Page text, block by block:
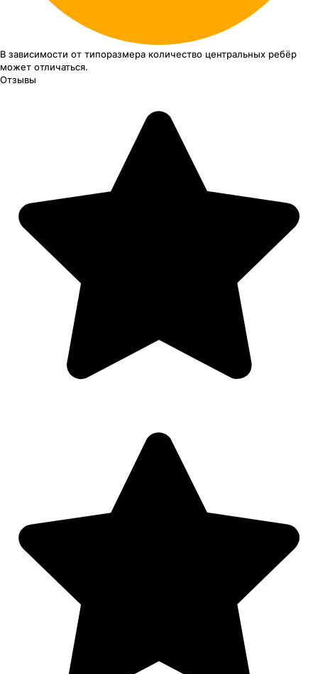
В зависимости от типоразмера количество центральных ребёр
может отличаться.
Отзывы